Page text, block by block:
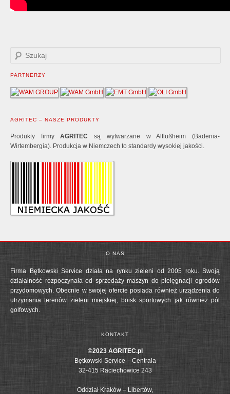
PARTNERZY
AGRITEC – NASZE PRODUKTY
Produkty firmyAGRITEC
są wytwarzane w Altlußheim (Badenia-
Wirtembergia). Produkcja w Niemczech to standardy wysokiej jakości.
O NAS
Firma Bętkowski Service działa na rynku zieleni od 2005 roku. Swoją
działalność rozpoczynała od sprzedaży maszyn do pielęgnacji ogrodów
przydomowych. Obecnie w swojej ofercie posiada również urządzenia do
utrzymania terenów zieleni miejskiej, boisk sportowych jak również pól
golfowych.
KONTAKT
©2023 AGRITEC.pl
Bętkowski Service – Centrala
32-415 Raciechowice 243
Oddział Kraków – Libertów,